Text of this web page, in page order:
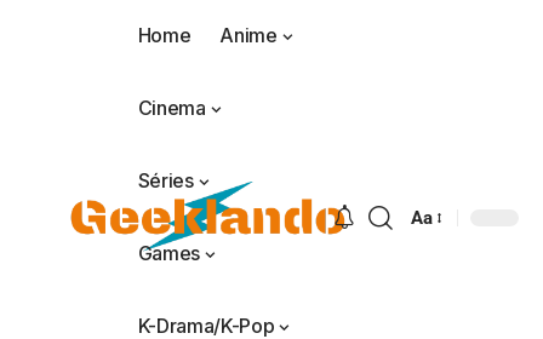
Home Anime
Cinema
Séries
Games
K-Drama/K-Pop
Aa